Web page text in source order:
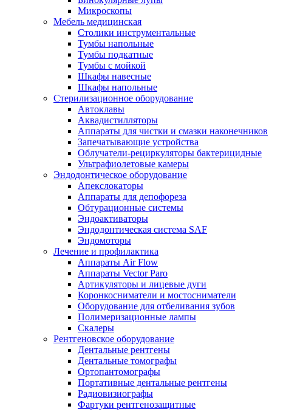
Микроскопы
Мебель медицинская
Столики инструментальные
Тумбы напольные
Тумбы подкатные
Тумбы с мойкой
Шкафы навесные
Шкафы напольные
Стерилизационное оборудование
Автоклавы
Аквадистилляторы
Аппараты для чистки и смазки наконечников
Запечатывающие устройства
Облучатели-рециркуляторы бактерицидные
Ультрафиолетовые камеры
Эндодонтическое оборудование
Апекслокаторы
Аппараты для депофореза
Обтурационные системы
Эндоактиваторы
Эндодонтическая система SAF
Эндомоторы
Лечение и профилактика
Аппараты Air Flow
Аппараты Vector Paro
Артикуляторы и лицевые дуги
Коронкосниматели и мостосниматели
Оборудование для отбеливания зубов
Полимеризационные лампы
Скалеры
Рентгеновское оборудование
Дентальные рентгены
Дентальные томографы
Ортопантомографы
Портативные дентальные рентгены
Радиовизиографы
Фартуки рентгенозащитные